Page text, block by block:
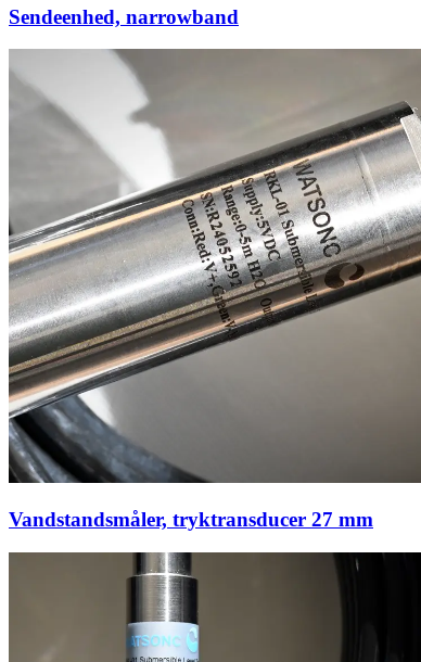
Sendeenhed, narrowband
Vandstandsmåler, tryktransducer 27 mm